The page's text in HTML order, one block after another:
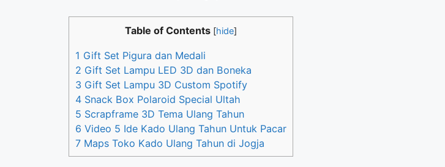
Table of Contents [hide]
1 Gift Set Pigura dan Medali
2 Gift Set Lampu LED 3D dan Boneka
3 Gift Set Lampu 3D Custom Spotify
4 Snack Box Polaroid Special Ultah
5 Scrapframe 3D Tema Ulang Tahun
6 Video 5 Ide Kado Ulang Tahun Untuk Pacar
7 Maps Toko Kado Ulang Tahun di Jogja